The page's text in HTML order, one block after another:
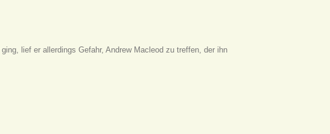
lief er allerdings Gefahr, Andrew Macleod zu treffen, der ihn